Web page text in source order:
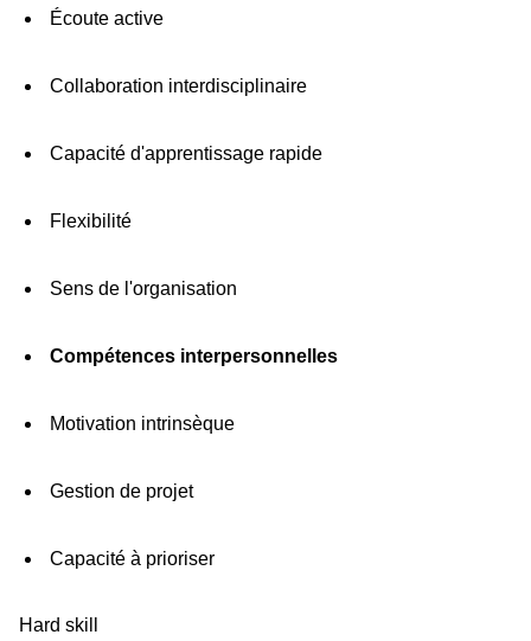
Écoute active
Collaboration interdisciplinaire
Capacité d'apprentissage rapide
Flexibilité
Sens de l'organisation
Compétences interpersonnelles
Motivation intrinsèque
Gestion de projet
Capacité à prioriser
Hard skill